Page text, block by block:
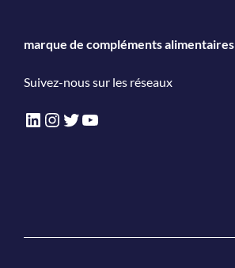
marque de compléments alimentaires
Suivez-nous sur les réseaux
LinkedIn
Instagram
Twitter
YouTube